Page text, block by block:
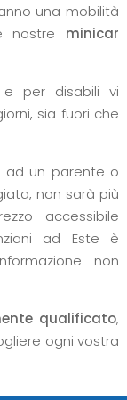
una mobilità
nostre minicar
e per disabili vi
sia fuori che
ad un parente o
non sarà più
accessibile
ad Este è
non
qualificato,
ogni vostra